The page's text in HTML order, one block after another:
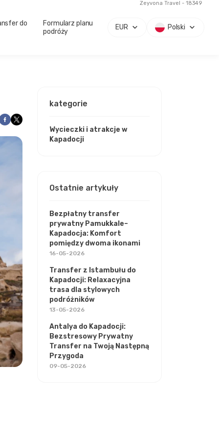
Zeyvona Travel - 18349
do
Formularz planu
podróży
EUR Polski
kategorie
Wycieczki i atrakcje w
Kapadocji
Ostatnie artykuły
Bezpłatny transfer
prywatny Pamukkale–
Kapadocja: Komfort
pomiędzy dwoma ikonami
16-05-2026
Transfer z Istambułu do
Kapadocji: Relaxacyjna
trasa dla stylowych
podróżników
13-05-2026
Antalya do Kapadocji:
Bezstresowy Prywatny
Transfer na Twoją Następną
Przygoda
09-05-2026